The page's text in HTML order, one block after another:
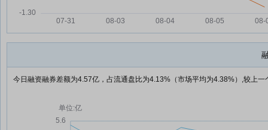
今日融资融券差额为4.57亿，占流通盘比为4.13%（市场平均为4.38%）,较上一